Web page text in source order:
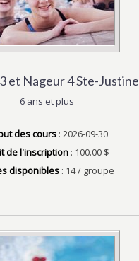
et Nageur 4 Ste-Justine
6 ans et plus
des cours: 2026-09-30
de l'inscription: 100.00 $
disponibles : 14 / groupe